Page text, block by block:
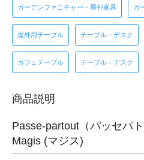
ガーデンファニチャー・屋外家具 ガ
屋外用テーブル テーブル・デスク
カフェテーブル テーブル・デスク
商品説明
Passe-partout（パッセパ
Magis (マジス)